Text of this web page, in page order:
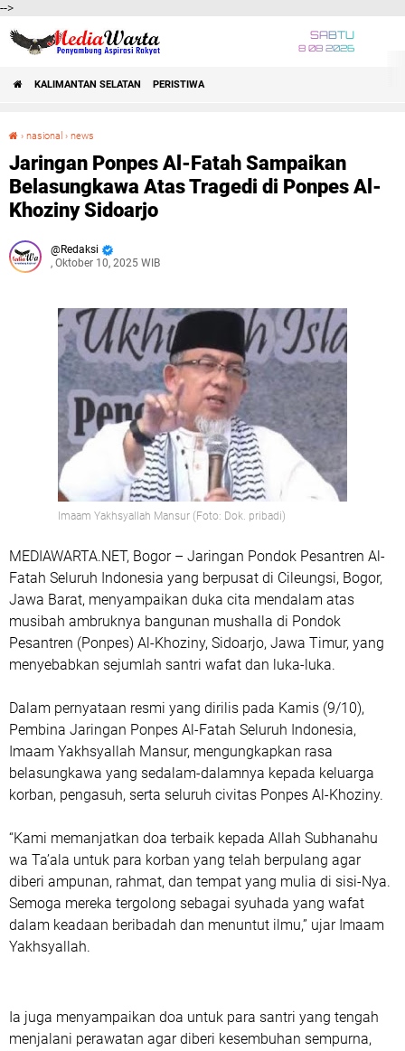
-->
SABTU
8 08 2026
KALIMANTAN SELATAN PERISTIWA
› nasional › news
Jaringan Ponpes Al-Fatah Sampaikan
Belasungkawa Atas Tragedi di Ponpes Al-
Khoziny Sidoarjo
Redaksi
, Oktober 10, 2025 WIB
Imaam Yakhsyallah Mansur (Foto: Dok. pribadi)
MEDIAWARTA.NET, Bogor– Jaringan Pondok Pesantren Al-
Fatah Seluruh Indonesia yang berpusat di Cileungsi, Bogor,
Jawa Barat, menyampaikan duka cita mendalam atas
musibah ambruknya bangunan mushalla di Pondok
Pesantren (Ponpes) Al-Khoziny, Sidoarjo, Jawa Timur, yang
menyebabkan sejumlah santri wafat dan luka-luka.
Dalam pernyataan resmi yang dirilis pada Kamis (9/10),
Pembina Jaringan Ponpes Al-Fatah Seluruh Indonesia,
Imaam Yakhsyallah Mansur, mengungkapkan rasa
belasungkawa yang sedalam-dalamnya kepada keluarga
korban, pengasuh, serta seluruh civitas Ponpes Al-Khoziny.
“Kami memanjatkan doa terbaik kepada Allah Subhanahu
wa Ta’ala untuk para korban yang telah berpulang agar
diberi ampunan, rahmat, dan tempat yang mulia di sisi-Nya.
Semoga mereka tergolong sebagai syuhada yang wafat
dalam keadaan beribadah dan menuntut ilmu,” ujar Imaam
Yakhsyallah.
Ia juga menyampaikan doa untuk para santri yang tengah
menjalani perawatan agar diberi kesembuhan sempurna,